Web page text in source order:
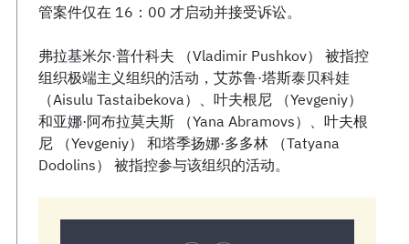
管案件仅在 16：00 才启动并接受诉讼。
弗拉基米尔·普什科夫 （Vladimir Pushkov） 被指控
组织极端主义组织的活动，艾苏鲁·塔斯泰贝科娃
（Aisulu Tastaibekova）、叶夫根尼 （Yevgeniy）
和亚娜·阿布拉莫夫斯 （Yana Abramovs）、叶夫根
尼 （Yevgeniy） 和塔季扬娜·多多林 （Tatyana
Dodolins） 被指控参与该组织的活动。